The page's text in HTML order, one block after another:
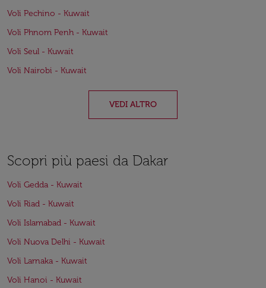
Voli Pechino - Kuwait
Voli Phnom Penh - Kuwait
Voli Seul - Kuwait
Voli Nairobi - Kuwait
VEDI ALTRO
Scopri più paesi da Dakar
Voli Gedda - Kuwait
Voli Riad - Kuwait
Voli Islamabad - Kuwait
Voli Nuova Delhi - Kuwait
Voli Larnaka - Kuwait
Voli Hanoi - Kuwait